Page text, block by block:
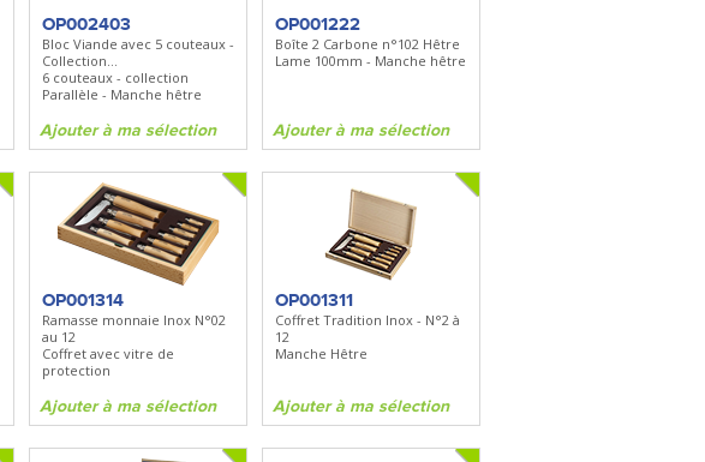
Lame 170mm - Manche bois
Ajouter à ma sélection
DC4 - Pierre à aiguiser
Diamant/céramique - Etui cuir
Ajouter à ma sélection
OP002403
Bloc Viande avec 5 couteaux -
Collection...
6 couteaux - collection
Parallèle - Manche hêtre
Ajouter à ma sélection
OP001222
Boîte 2 Carbone n°102 Hêtre
Lame 100mm - Manche hêtre
Ajouter à ma sélection
OP001314
Ramasse monnaie Inox N°02
au 12
Coffret avec vitre de
protection
Ajouter à ma sélection
OP001311
Coffret Tradition Inox - N°2 à
12
Manche Hêtre
Ajouter à ma sélection